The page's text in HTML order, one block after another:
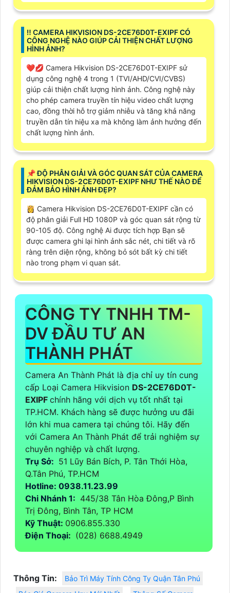
‼️ CAMERA HIKVISION DS-2CE76D0T-EXIPF CÓ
CÔNG NGHỆ NÀO GIÚP CẢI THIỆN CHẤT LƯỢNG
HÌNH ẢNH?
❤️‍💋‍ Camera Hikvision DS-2CE76D0T-EXIPF sử
dụng công nghệ 4 trong 1 (TVI/AHD/CVI/CVBS)
giúp cải thiện chất lượng hình ảnh. Công nghệ này
cho phép camera truyền tín hiệu video chất lượng
cao, đồng thời hỗ trợ giảm nhiễu và tăng khả năng
truyền dẫn tín hiệu xa mà không làm ảnh hưởng đến
chất lượng hình ảnh.
📌 ĐỘ PHÂN GIẢI VÀ GÓC QUAN SÁT CỦA CAMERA
HIKVISION DS-2CE76D0T-EXIPF NHƯ THẾ NÀO ĐỂ
ĐẢM BẢO HÌNH ẢNH ĐẸP?
👸 Camera Hikvision DS-2CE76D0T-EXIPF cần có
độ phân giải Full HD 1080P và góc quan sát rộng từ
90-105 độ. Công nghệ Ai được tích hợp Bạn sẽ
được camera ghi lại hình ảnh sắc nét, chi tiết và rõ
ràng trên diện rộng, không bỏ sót bất kỳ chi tiết
nào trong phạm vi quan sát.
CÔNG TY TNHH TM-
DV ĐẦU TƯ AN
THÀNH PHÁT
Camera An Thành Phát là địa chỉ uy tín cung
cấp Loại Camera Hikvision DS-2CE76D0T-
EXIPF chính hãng với dịch vụ tốt nhất tại
TP.HCM. Khách hàng sẽ được hưởng ưu đãi
lớn khi mua camera tại chúng tôi. Hãy đến
với Camera An Thành Phát để trải nghiệm sự
chuyên nghiệp và chất lượng.
Trụ Sở: 51 Lũy Bán Bích, P. Tân Thới Hòa,
Q.Tân Phú, TP.HCM
Hotline: 0938.11.23.99
Chi Nhánh 1: 445/38 Tân Hòa Đông,P Bình
Trị Đông, Bình Tân, TP HCM
Kỹ Thuật: 0906.855.330
Điện Thoại: (028) 6688.4949
Thông Tin:
Bảo Trì Máy Tính Công Ty Quận Tân Phú